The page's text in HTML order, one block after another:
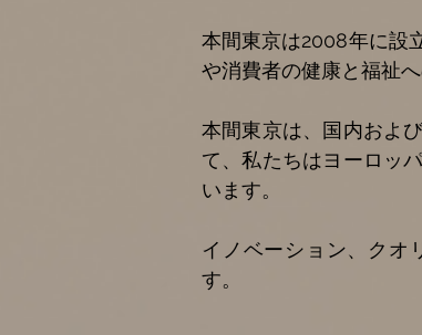
本間東京は2008年に設
や消費者の健康と福祉
本間東京は、国内およ
て、私たちはヨーロッ
います。
イノベーション、クオ
す。